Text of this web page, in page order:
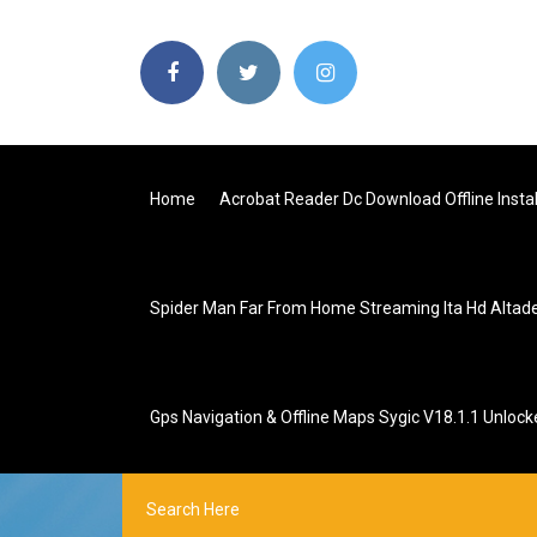
Home Acrobat Reader Dc Download Offline
Spider Man Far From Home Streaming Ita Hd
Gps Navigation & Offline Maps Sygic V18.1.1